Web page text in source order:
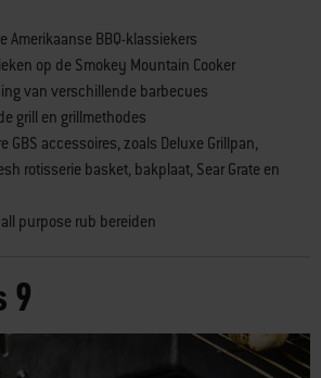
Amerikaanse BBQ-klassiekers
op de Smokey Mountain Cooker
van verschillende barbecues
grill en grillmethodes
GBS accessoires, zoals Deluxe Grillpan,
rotisserie basket, bakplaat, Sear Grate en
9